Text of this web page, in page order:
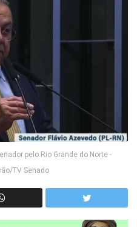
pelo Rio Grande do Norte -
TV Senado